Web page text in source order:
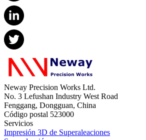
Neway Precision Works Ltd.
No. 3 Lefushan Industry West Road
Fenggang, Dongguan, China
Código postal 523000
Servicios
Impresión 3D de Superaleaciones